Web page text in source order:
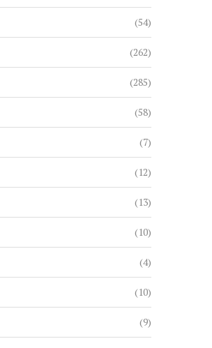
(54)
(262)
(285)
(58)
(7)
(12)
(13)
(10)
(4)
(10)
(9)